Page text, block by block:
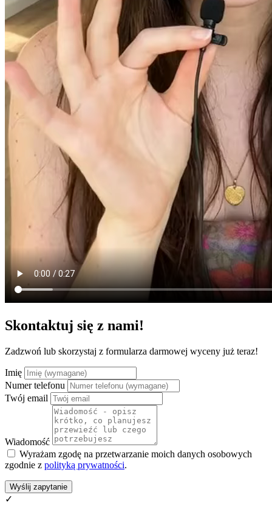
Skontaktuj się z nami!
Zadzwoń lub skorzystaj z formularza darmowej wyceny już teraz!
Imię
Numer telefonu
Twój email
Wiadomość
Wyrażam zgodę na przetwarzanie moich danych osobowych
zgodnie z polityką prywatności.
Wyślij zapytanie
✓